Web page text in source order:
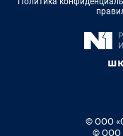
© ООО
© ООО